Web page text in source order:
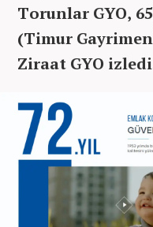
Torunlar GYO,
(Timur
Ziraat GYO